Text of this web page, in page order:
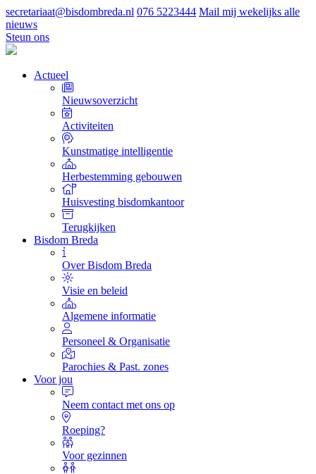
secretariaat@bisdombreda.nl 076 5223444 Mail mij wekelijks alle
nieuws
Steun ons
Actueel
Nieuwsoverzicht
Activiteiten
Kunstmatige intelligentie
Herbestemming gebouwen
Huisvesting bisdomkantoor
Terugkijken
Bisdom Breda
Over Bisdom Breda
Visie en beleid
Algemene informatie
Personeel & Organisatie
Parochies & Past. zones
Voor jou
Neem contact met ons op
Roeping?
Voor gezinnen